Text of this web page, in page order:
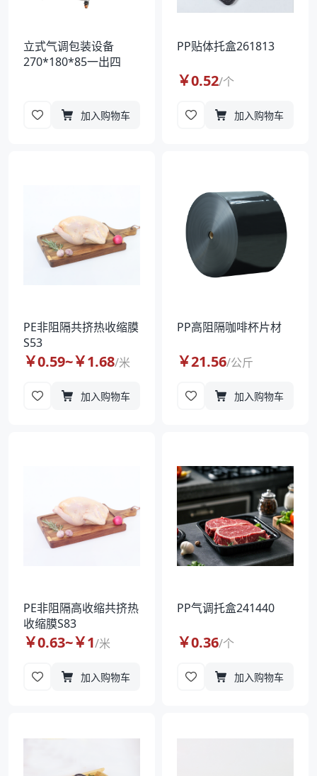
立式气调包装设备
270*180*85一出四
加入购物车
PP贴体托盒261813
￥0.52/个
加入购物车
PE非阻隔共挤热收缩膜
S53
￥0.59~￥1.68/米
加入购物车
PP高阻隔咖啡杯片材
￥21.56/公斤
加入购物车
PE非阻隔高收缩共挤热
收缩膜S83
￥0.63~￥1/米
加入购物车
PP气调托盒241440
￥0.36/个
加入购物车